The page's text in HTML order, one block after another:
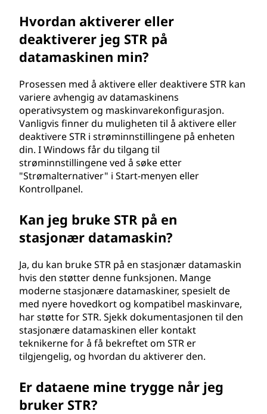
Hvordan aktiverer eller
deaktiverer jeg STR på
datamaskinen min?
Prosessen med å aktivere eller deaktivere STR kan
variere avhengig av datamaskinens
operativsystem og maskinvarekonfigurasjon.
Vanligvis finner du muligheten til å aktivere eller
deaktivere STR i strøminnstillingene på enheten
din. I Windows får du tilgang til
strøminnstillingene ved å søke etter
"Strømalternativer" i Start-menyen eller
Kontrollpanel.
Kan jeg bruke STR på en
stasjonær datamaskin?
Ja, du kan bruke STR på en stasjonær datamaskin
hvis den støtter denne funksjonen. Mange
moderne stasjonære datamaskiner, spesielt de
med nyere hovedkort og kompatibel maskinvare,
har støtte for STR. Sjekk dokumentasjonen til den
stasjonære datamaskinen eller kontakt
teknikerne for å få bekreftet om STR er
tilgjengelig, og hvordan du aktiverer den.
Er dataene mine trygge når jeg
bruker STR?